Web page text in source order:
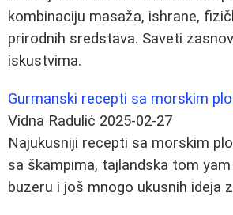
kombinaciju masaža, ishrane,
prirodnih sredstava. Saveti
iskustvima.
Gurmanski recepti sa morskim
Vidna Radulić 2025-02-27
Najukusniji recepti sa morskim
sa škampima, tajlandska tom
buzeru i još mnogo ukusnih ideja